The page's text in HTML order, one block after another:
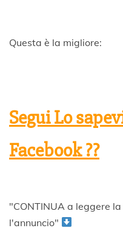
Questa è la migliore:
Segui Lo
Facebook ??
"CONTINUA a leggere
l'annuncio"